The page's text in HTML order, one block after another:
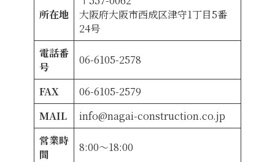
所在地
大阪府大阪市西成区津守1丁目5番
24号
電話番
号
06-6105-2578
FAX
06-6105-2579
MAIL
info@nagai-construction.co.jp
営業時
間
8:00～18:00